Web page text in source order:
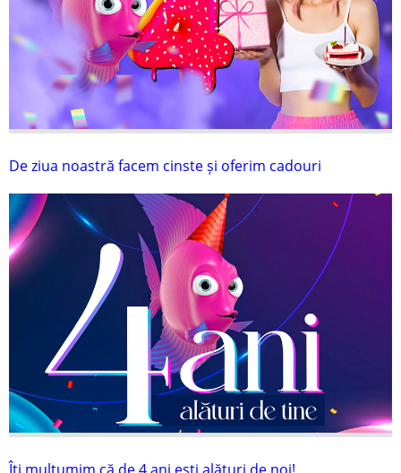
De ziua noastră facem cinste și oferim cadouri